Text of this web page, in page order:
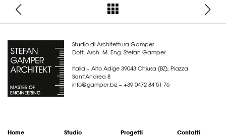
Studio di Architettura Gamper
Dott. Arch. M. Eng. Stefan Gamper
Italia – Alto Adige 39043 Chiusa (BZ), Piazza
Sant'Andrea 8
info@gamper.biz – +39 0472 84 51 76
Home Studio Progetti Contatti